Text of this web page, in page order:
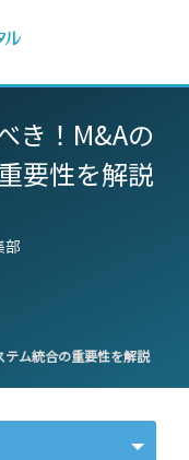
き！ M&Aの
要性を解説
部
ム統合の重要性を解説